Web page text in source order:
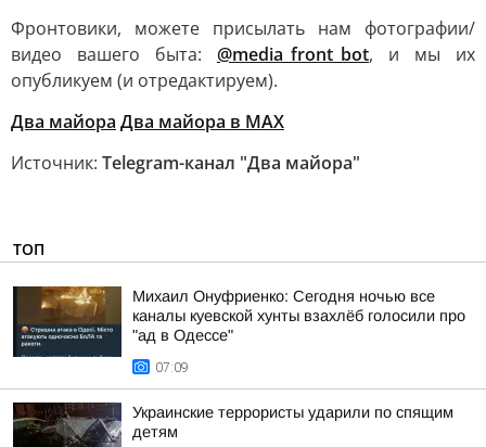
Фронтовики, можете присылать нам фотографии/
видео вашего быта: @media_front_bot, и мы их
опубликуем (и отредактируем).
Два майора Два майора в МАХ
Источник: Telegram-канал "Два майора"
ТОП
Михаил Онуфриенко: Сегодня ночью все
каналы куевской хунты взахлёб голосили про
"ад в Одессе"
07:09
Украинские террористы ударили по спящим
детям